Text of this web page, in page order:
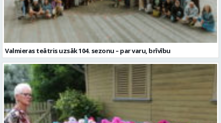
Valmieras teātris uzsāk 104. sezonu – par varu, brīvību